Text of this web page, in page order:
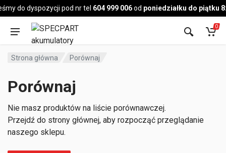
do dyspozycji pod nr tel 604 999 006od poniedziałku do piątku
Pojazd
0
Strona główna Porównaj
Porównaj
Nie masz produktów na liście porównawczej.
Przejdź do strony głównej, aby rozpocząć przeglądanie
naszego sklepu.